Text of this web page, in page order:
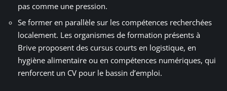
pas comme une pression.
Se former en parallèle sur les compétences recherchées
localement. Les organismes de formation présents à
Brive proposent des cursus courts en logistique, en
hygiène alimentaire ou en compétences numériques, qui
renforcent un CV pour le bassin d’emploi.